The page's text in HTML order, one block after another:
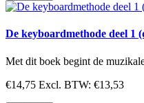
De keyboardmethode deel 1
Met dit boek begint de
€14,75 Excl. BTW: €13,53